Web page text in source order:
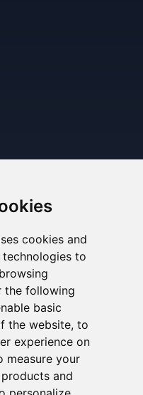
cookies and
to
the following
basic
the website, to
experience on
measure your
and